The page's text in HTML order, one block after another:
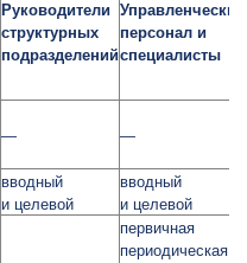
Руководители
структурных
подразделений
Управленческий
персонал и
специалисты
— —
вводный
и целевой
вводный
и целевой
первичная
периодическая